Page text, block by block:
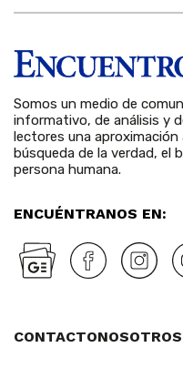
Somos un medio de
informativo, de análisis y
lectores una aproximación
búsqueda de la verdad, el
persona humana.
ENCUÉNTRANOS EN:
CONTACTONOSOTROS